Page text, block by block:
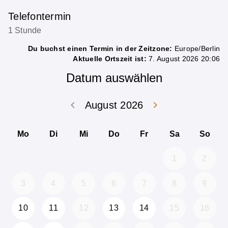
Telefontermin
1 Stunde
Du buchst einen Termin in der Zeitzone: Europe/Berlin
Aktuelle Ortszeit ist: 7. August 2026 20:06
Datum auswählen
August 2026
keyboard_arrow_left
keyboard_arrow_right
Mo Di Mi Do Fr Sa So
2
3 4 5 6 7 8 9
10 11 12 13 14 15 16